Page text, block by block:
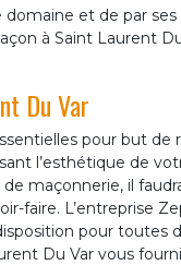
et de par
à Saint Laurent
Du Var
pour but
l’esthétique de
maçonnerie, il
faire. L’entreprise
pour toutes
Du Var vous